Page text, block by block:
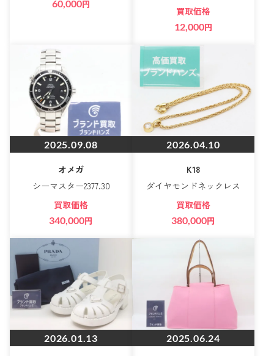
60,000円
買取価格
12,000円
2025.09.08
オメガ
シーマスター2377.30
買取価格
340,000円
2026.04.10
K18
ダイヤモンドネックレス
買取価格
380,000円
2026.01.13 2025.06.24